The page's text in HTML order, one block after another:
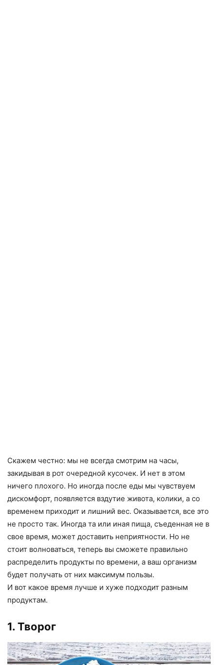
Скажем честно: мы не всегда смотрим на часы,
закидывая в рот очередной кусочек. И нет в этом
ничего плохого. Но иногда после еды мы чувствуем
дискомфорт, появляется вздутие живота, колики, а со
временем приходит и лишний вес. Оказывается, все это
не просто так. Иногда та или иная пища, съеденная не в
свое время, может доставить неприятности. Но не
стоит волноваться, теперь вы сможете правильно
распределить продукты по времени, а ваш организм
будет получать от них максимум пользы.
И вот какое время лучше и хуже подходит разным
продуктам.
1. Творог